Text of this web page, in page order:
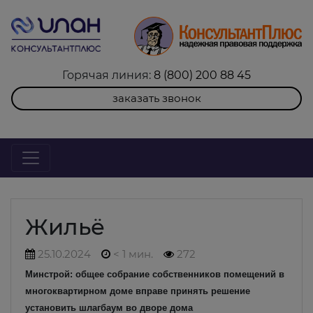
Горячая линия: 8 (800) 200 88 45
заказать звонок
Жильё
25.10.2024 < 1 мин. 272
Минстрой: общее собрание собственников помещений в
многоквартирном доме вправе принять решение
установить шлагбаум во дворе дома